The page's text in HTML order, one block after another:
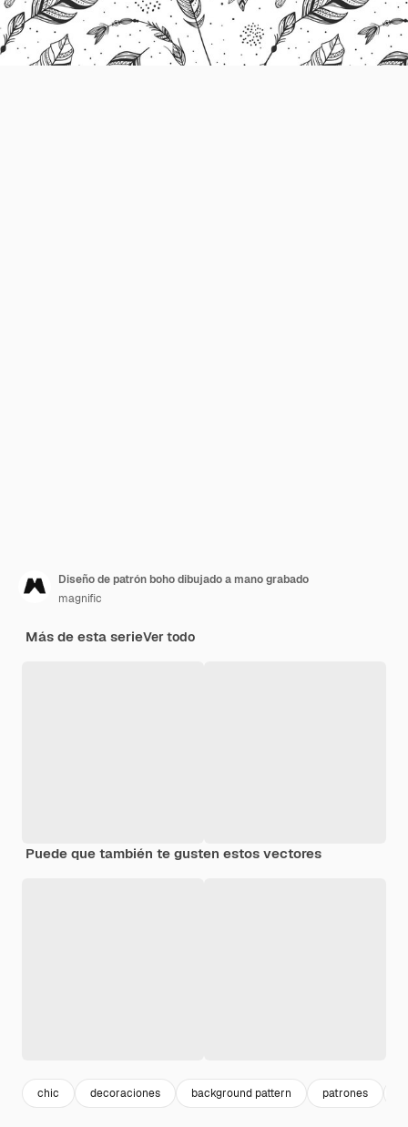
Diseño de patrón boho dibujado a mano grabado
magnific
Más de esta serieVer todo
Puede que también te gusten estos vectores
chic decoraciones background pattern patrones